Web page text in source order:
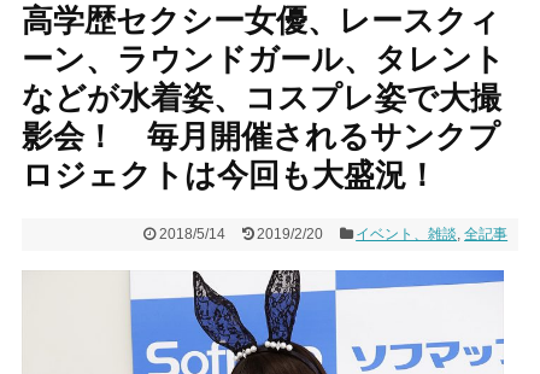
高学歴セクシー女優、レースクィ
ーン、ラウンドガール、タレント
などが水着姿、コスプレ姿で大撮
影会！ 毎月開催されるサンクプ
ロジェクトは今回も大盛況！
2018/5/14 2019/2/20 イベント、雑談,全記事